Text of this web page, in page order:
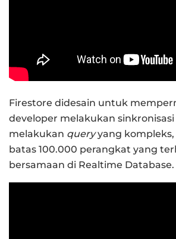
Firestore didesain untuk
developer melakukan
melakukan queryyang
batas 100.000 perangkat yang
bersamaan di Realtime Database.